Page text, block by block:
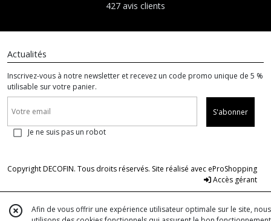
427 avis clients
Actualités
Inscrivez-vous à notre newsletter et recevez un code promo unique de 5 %
utilisable sur votre panier.
S'abonner
Je ne suis pas un robot
Copyright DECOFIN. Tous droits réservés. Site réalisé avec eProShopping
Accès gérant
Afin de vous offrir une expérience utilisateur optimale sur le site, nous